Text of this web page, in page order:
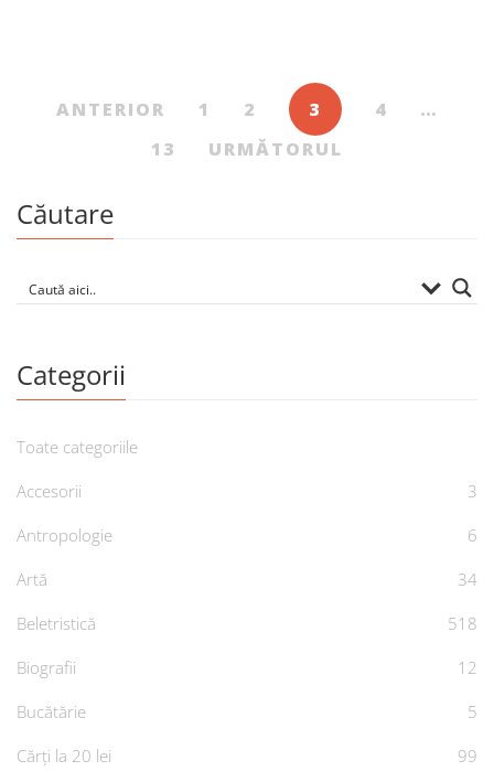
ANTERIOR 1 2 3 4
…
13
URMĂTORUL
Căutare
Categorii
Toate categoriile
Accesorii
3
Antropologie
6
Artă
34
Beletristică
518
Biografii
12
Bucătărie
5
Cărți la 20 lei
99